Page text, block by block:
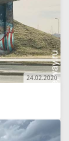
24.02.2020